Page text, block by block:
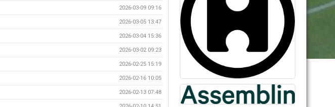
2026-03-09 09:16
2026-03-05 13:47
2026-03-04 15:36
2026-03-02 09:23
2026-02-25 15:19
2026-02-16 10:05
2026-02-13 07:48